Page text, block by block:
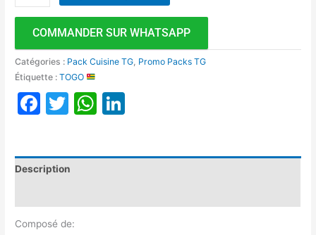
COMMANDER SUR WHATSAPP
Catégories : Pack Cuisine TG Promo Packs TG
Étiquette :TOGO
Facebook
TwitterWhatsApp
Description
Composé de: